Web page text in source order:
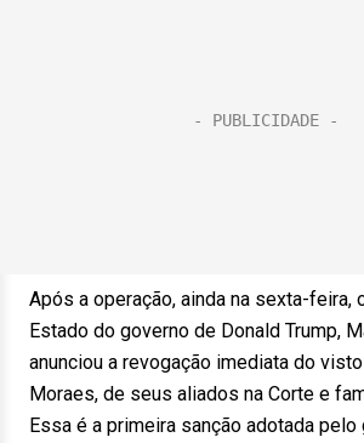
Após a operação, ainda na sexta-feira,
Estado do governo de Donald Trump,
anunciou a revogação imediata do
Moraes, de seus aliados na Corte e
Essa é a primeira sanção adotada